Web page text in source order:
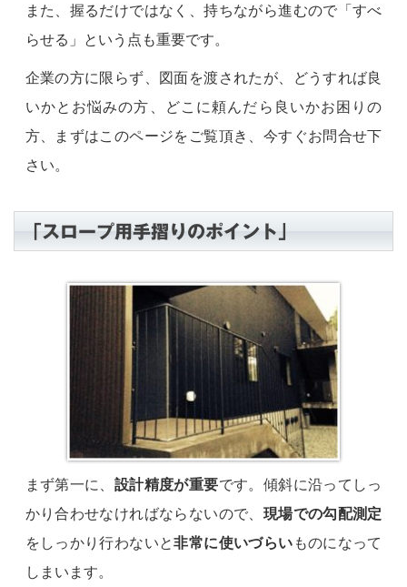
また、握るだけではなく、持ちながら進むので「すべ
らせる」という点も重要です。
企業の方に限らず、図面を渡されたが、どうすれば良
いかとお悩みの方、どこに頼んだら良いかお困りの
方、まずはこのページをご覧頂き、今すぐお問合せ下
さい。
「スロープ用手摺りのポイント」
まず第一に、 設計精度が重要です。傾斜に沿ってしっ
かり合わせなければならないので、 現場での勾配測定
をしっかり行わないと非常に使いづらい ものになって
しまいます。